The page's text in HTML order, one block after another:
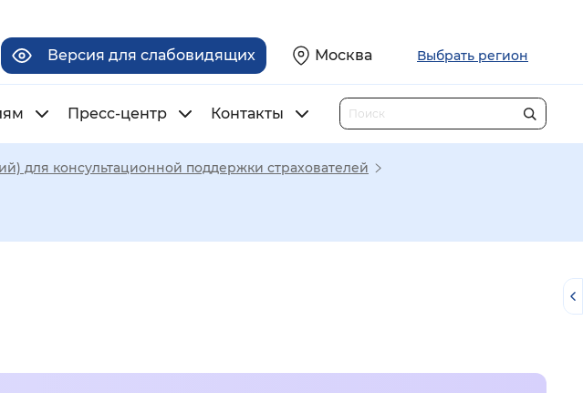
Пресс-центр Контакты
для консультационной поддержки страхователей